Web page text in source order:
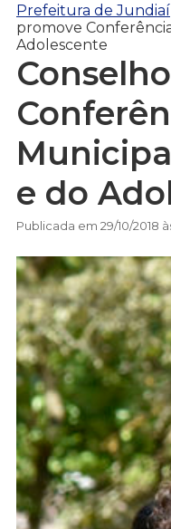
Prefeitura de Jundiaí
promove
Adolescente
e do
Publicada em 29/10/2018